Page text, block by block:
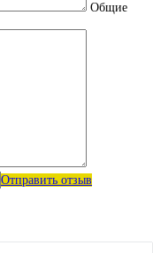
Общие
Отправить отзыв